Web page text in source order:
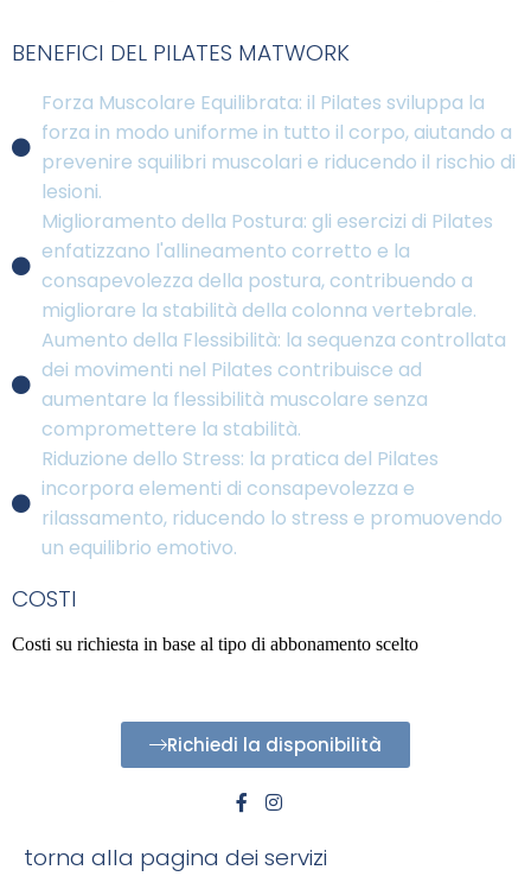
BENEFICI DEL PILATES MATWORK
Forza Muscolare Equilibrata: il Pilates sviluppa la
forza in modo uniforme in tutto il corpo, aiutando a
prevenire squilibri muscolari e riducendo il rischio di
lesioni.
Miglioramento della Postura: gli esercizi di Pilates
enfatizzano l'allineamento corretto e la
consapevolezza della postura, contribuendo a
migliorare la stabilità della colonna vertebrale.
Aumento della Flessibilità: la sequenza controllata
dei movimenti nel Pilates contribuisce ad
aumentare la flessibilità muscolare senza
compromettere la stabilità.
Riduzione dello Stress: la pratica del Pilates
incorpora elementi di consapevolezza e
rilassamento, riducendo lo stress e promuovendo
un equilibrio emotivo.
COSTI
Costi su richiesta in base al tipo di abbonamento scelto
Richiedi la disponibilità
torna alla pagina dei servizi